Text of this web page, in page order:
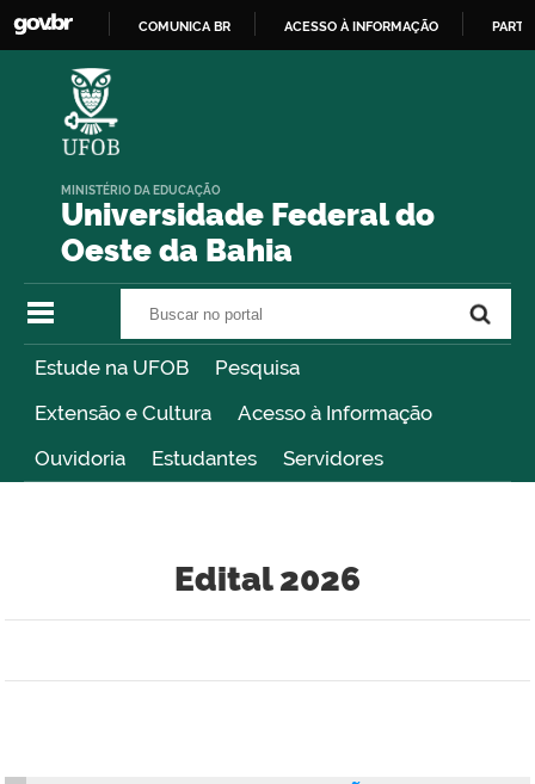
COMUNICA BR ACESSO À INFORMAÇÃO
Universidade Federal do
Oeste da Bahia
MINISTÉRIO DA EDUCAÇÃO
Estude na UFOB
Pesquisa
Extensão e Cultura
Acesso à Informação
Ouvidoria
Estudantes Servidores
Edital 2026